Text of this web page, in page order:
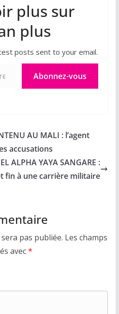
plus sur
plus
posts sent to your email.
Abonnez-vous
AU MALI : l’agent
accusations
ALPHA YAYA SANGARE :
fin à une carrière militaire
pas publiée. Les champs
avec*